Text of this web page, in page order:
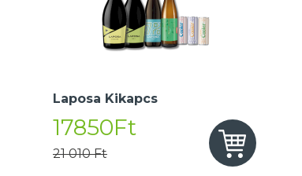
Laposa Kikapcs
17850Ft
21 010 Ft